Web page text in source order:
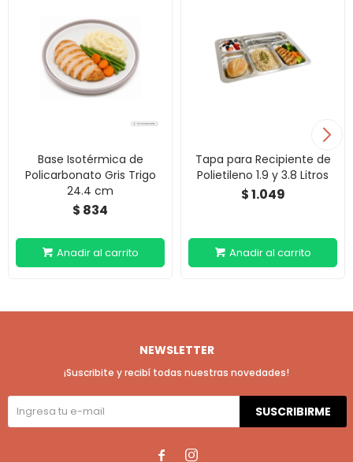
Base Isotérmica de
Policarbonato Gris Trigo
24.4 cm
$ 834
Tapa para Recipiente de
Polietileno 1.9 y 3.8 Litros
$1.049
NEWSLETTER
¡Suscribite y recibí todas nuestras novedades!
SUSCRIBIRME
 